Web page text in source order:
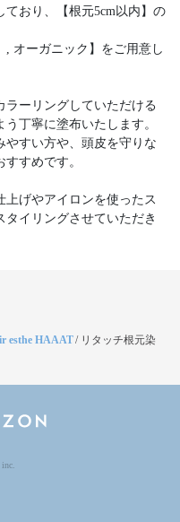
ており、【根元5cm以内】の
, オーガニック】をご用意し
ラーリングしていただける
丁寧に塗布いたします。
やすい方や、頭皮を守りな
すめです。
上げやアイロンを使ったス
イリングさせていただき
esthe HAAAT/ リタッチ根元染